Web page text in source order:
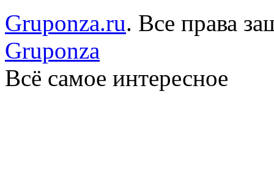
Gruponza.ru. Все права
Gruponza
Всё самое интересное